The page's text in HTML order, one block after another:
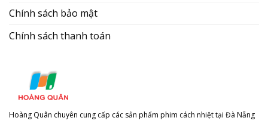
Chính sách bảo mật
Chính sách thanh toán
Hoàng Quân chuyên cung cấp các sản phẩm phim cách nhiệt tại Đà Nẵng